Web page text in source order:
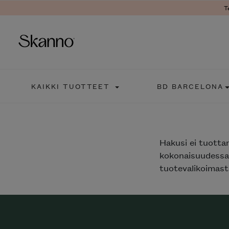
KAIKKI TUOTTEET BD BARCELONA
Hakusi ei